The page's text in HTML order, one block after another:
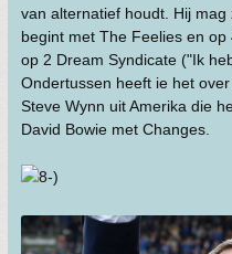
van alternatief houdt. Hij
begint met The Feelies en
op 2 Dream Syndicate ("Ik
Ondertussen heeft ie het
Steve Wynn uit Amerika die
David Bowie met Changes.